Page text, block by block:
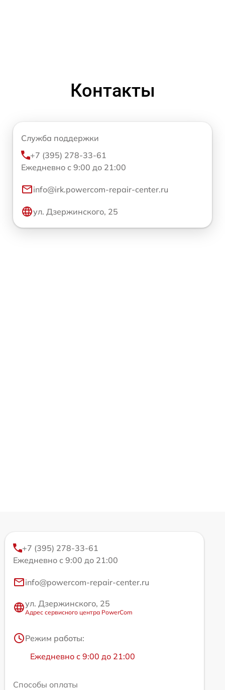
Контакты
Служба поддержки
+7 (395) 278-33-61
Ежедневно с 9:00 до 21:00
info@irk.powercom-repair-center.ru
ул. Дзержинского, 25
+7 (395) 278-33-61
Ежедневно с 9:00 до 21:00
info@powercom-repair-center.ru
ул. Дзержинского, 25
Адрес сервисного центра PowerCom
Режим работы:
Ежедневно с 9:00 до 21:00
Способы оплаты